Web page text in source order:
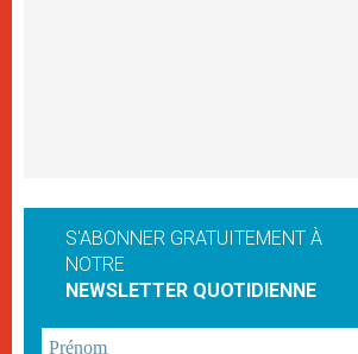
S'ABONNER GRATUITEMENT À
NOTRE
NEWSLETTER QUOTIDIENNE